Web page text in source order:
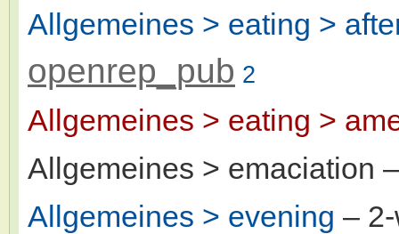
Allgemeines > eating >
openrep_pub 2
Allgemeines > eating >
Allgemeines > emaciation
Allgemeines > evening –